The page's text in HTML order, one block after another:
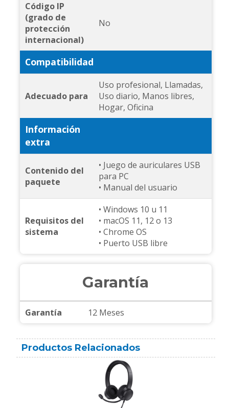
Código IP
(grado de
protección
internacional)
No
Compatibilidad
Adecuado para
Uso profesional, Llamadas,
Uso diario, Manos libres,
Hogar, Oficina
Información
extra
Contenido del
paquete
• Juego de auriculares USB
para PC
• Manual del usuario
Requisitos del
sistema
• Windows 10 u 11
• macOS 11, 12 o 13
• Chrome OS
• Puerto USB libre
Garantía
Garantía 12 Meses
Productos Relacionados